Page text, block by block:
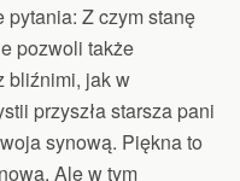
Z czym stanę
pozwoli także
bliźnimi, jak w
przyszła starsza pani
synową. Piękna to
Ale w tym